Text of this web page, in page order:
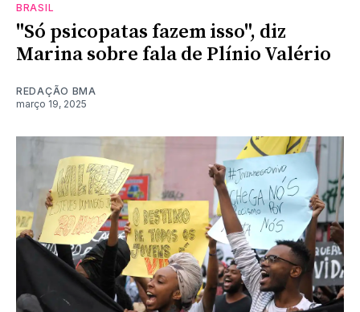
BRASIL
"Só psicopatas fazem isso", diz
Marina sobre fala de Plínio Valério
REDAÇÃO BMA
março 19, 2025